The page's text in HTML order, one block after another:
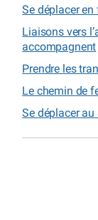
Se déplacer en
Liaisons vers
accompagnent
Prendre les
Le chemin de
Se déplacer au